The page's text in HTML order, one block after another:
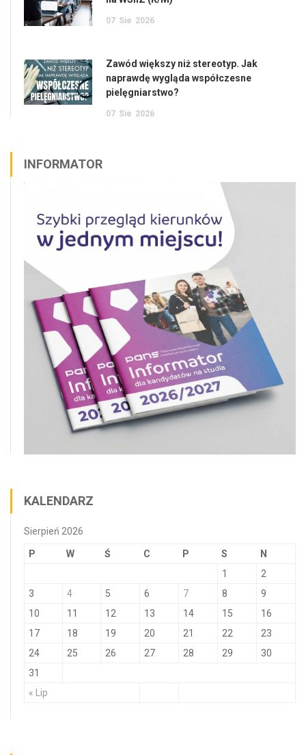
07 Sie 2026
Zawód większy niż stereotyp. Jak
naprawdę wygląda współczesne
pielęgniarstwo?
07 Sie 2026
INFORMATOR
KALENDARZ
Sierpień 2026
P W Ś C P S N
« Lip
1
2
3
4 5 6 7 8
9
10
11 12 13 14 15
16
17
18 19 20 21 22
23
24
25 26 27 28 29
30
31